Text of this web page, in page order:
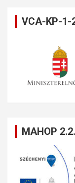
VCA-KP-1-
MAHOP